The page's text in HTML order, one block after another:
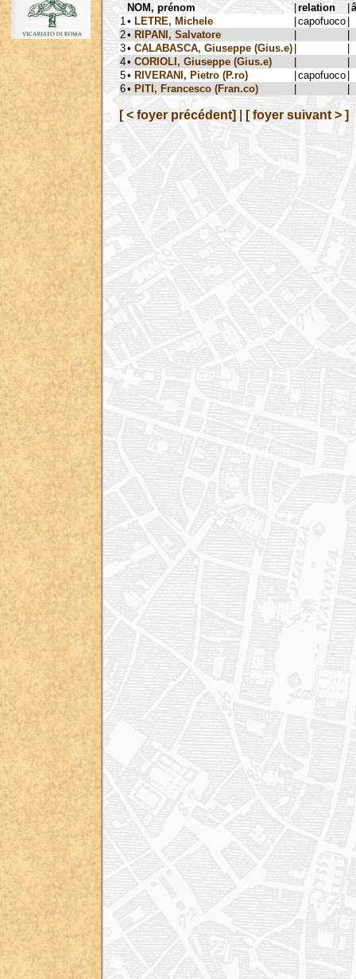
NOM, prénom | relation |
1 • LETRE, Michele |capofuoco |
2• RIPANI, Salvatore |
|
3• CALABASCA, Giuseppe (Gius.e) |
|
4• CORIOLI, Giuseppe (Gius.e) |
|
5• RIVERANI, Pietro (P.ro) |capofuoco |
6• PITI, Francesco (Fran.co) | |
[ < foyer précédent] [ foyer suivant > ]